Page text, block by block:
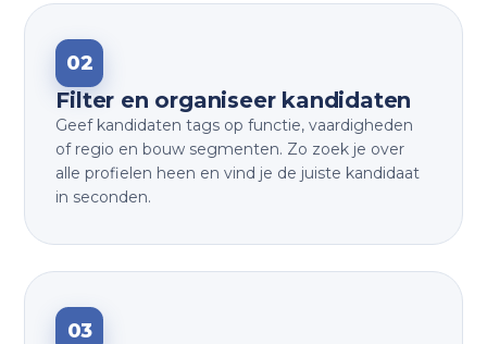
02
Filter en organiseer kandidaten
Geef kandidaten tags op functie, vaardigheden
of regio en bouw segmenten. Zo zoek je over
alle profielen heen en vind je de juiste kandidaat
in seconden.
03